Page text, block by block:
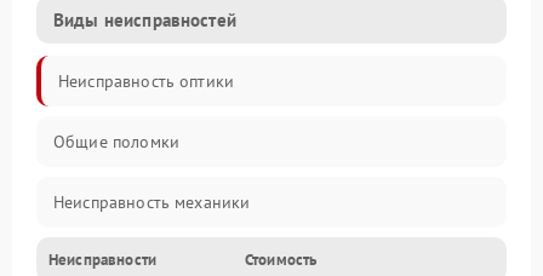
Виды неисправностей
Неисправность оптики
Общие поломки
Неисправность механики
Неисправность электроники (если объектив с мотором/
Неисправности Стоимость